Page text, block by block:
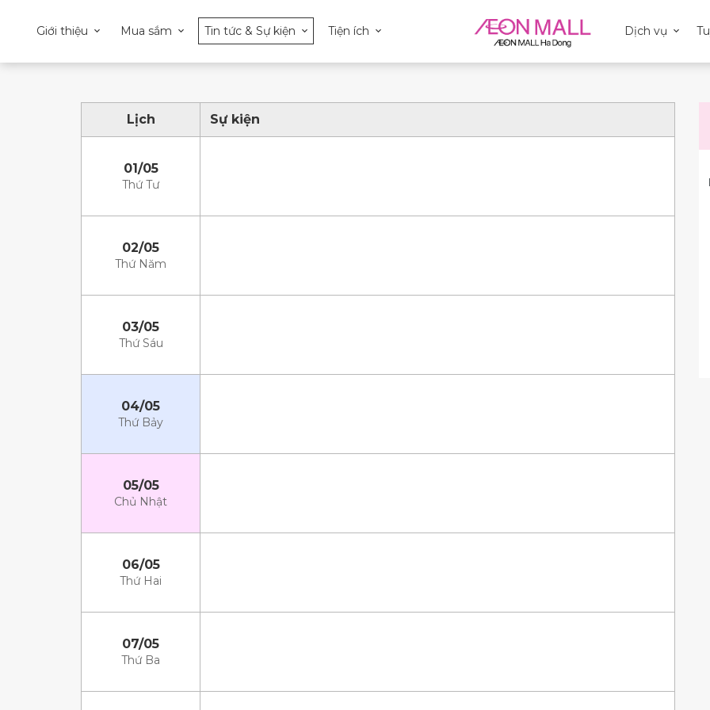
Giới thiệu Mua sắm Tin tức & Sự kiện Tiện ích Dịch vụ
Lịch Sự kiện
01/05
Thứ Tư
02/05
Thứ Năm
03/05
Thứ Sáu
04/05
Thứ Bảy
05/05
Chủ Nhật
06/05
Thứ Hai
07/05
Thứ Ba